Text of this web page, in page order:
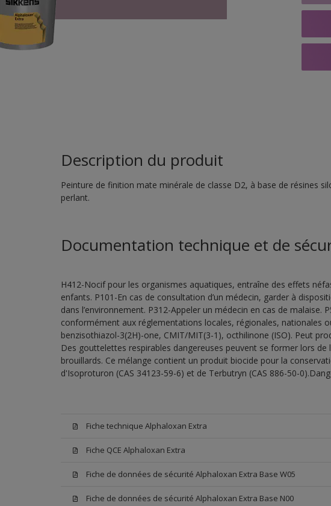
Description du produit
Peinture de finition mate minérale de classe D2, à base de résines
perlant.
Documentation technique et de
H412-Nocif pour les organismes aquatiques, entraîne des effets
enfants. P101-En cas de consultation d’un médecin, garder à
dans l’environnement. P312-Appeler un médecin en cas de malaise.
conformément aux réglementations locales, régionales, nationales
benzisothiazol-3(2H)-one, CMIT/MIT(3-1), octhilinone (ISO). Peut
Des gouttelettes respirables dangereuses peuvent se former lors
brouillards. Ce mélange contient un produit biocide pour la
d'Isoproturon (CAS 34123-59-6) et de Terbutryn (CAS 886-50-
Fiche technique Alphaloxan Extra
Fiche QCE Alphaloxan Extra
Fiche de données de sécurité Alphaloxan Extra Base W05
Fiche de données de sécurité Alphaloxan Extra Base N00